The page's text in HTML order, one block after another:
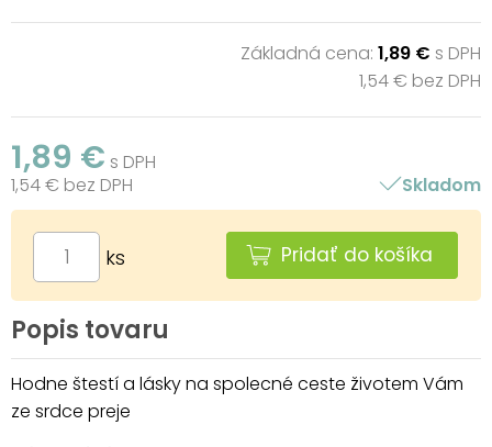
Základná cena: 1,89 € s DPH
1,54 € bez DPH
1,89 € s DPH
1,54 € bez DPH
Skladom
ks Pridať do košíka
Popis tovaru
Hodne štestí a lásky na spolecné ceste životem Vám
ze srdce preje